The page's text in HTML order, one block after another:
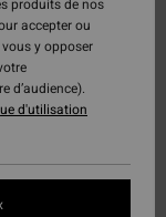
produits de nos
accepter ou
y opposer
d’audience).
d'utilisation